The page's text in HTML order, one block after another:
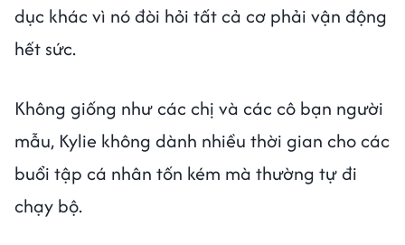
dục khác vì nó đòi hỏi tất cả cơ phải vận động
hết sức.
Không giống như các chị và các cô bạn người
mẫu, Kylie không dành nhiều thời gian cho các
buổi tập cá nhân tốn kém mà thường tự đi
chạy bộ.